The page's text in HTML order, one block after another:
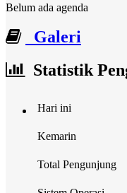
Belum ada agenda
Galeri
Statistik
Hari ini
Kemarin
Total Pengunjung